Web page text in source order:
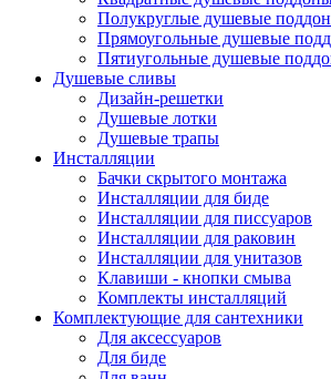
Полукруглые душевые
Прямоугольные душевые
Пятиугольные душевые
Душевые сливы
Дизайн-решетки
Душевые лотки
Душевые трапы
Инсталляции
Бачки скрытого монтажа
Инсталляции для биде
Инсталляции для писсуаров
Инсталляции для раковин
Инсталляции для унитазов
Клавиши - кнопки смыва
Комплекты инсталляций
Комплектующие для сантехники
Для аксессуаров
Для биде